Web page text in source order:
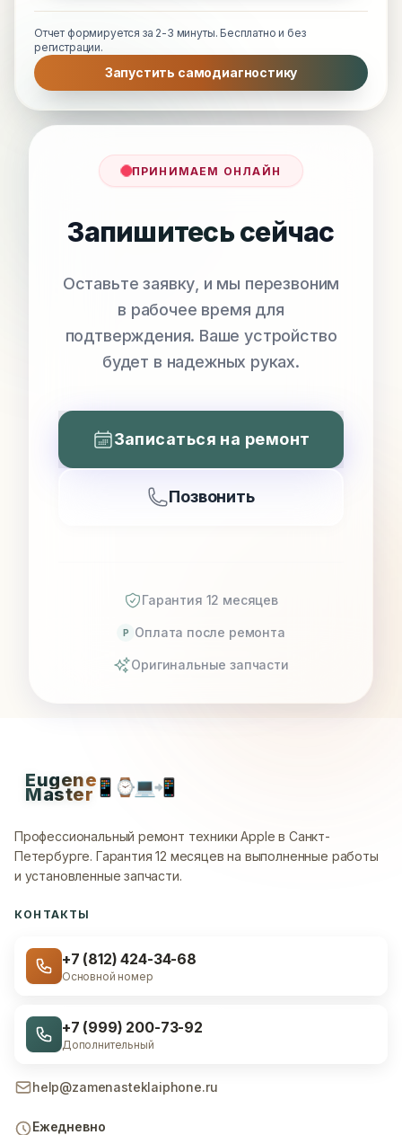
Отчет формируется за 2-3 минуты. Бесплатно и без
регистрации.
Запустить самодиагностику
ПРИНИМАЕМ ОНЛАЙН
Запишитесь сейчас
Оставьте заявку, и мы перезвоним
в рабочее время для
подтверждения. Ваше устройство
будет в надежных руках.
Записаться на ремонт
Позвонить
Гарантия 12 месяцев
P Оплата после ремонта
Оригинальные запчасти
Eugene
Master📱 ⌚💻📲
Профессиональный ремонт техники Apple в Санкт-
Петербурге. Гарантия 12 месяцев на выполненные работы
и установленные запчасти.
КОНТАКТЫ
+7 (812) 424-34-68
Основной номер
+7 (999) 200-73-92
Дополнительный
help@zamenasteklaiphone.ru
Ежедневно